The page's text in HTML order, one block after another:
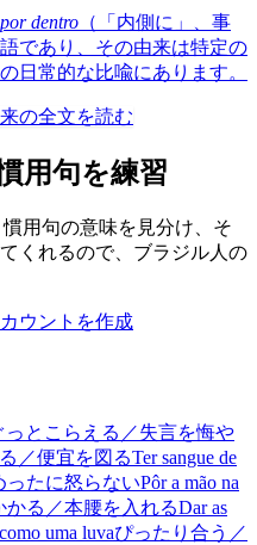
por dentro （「内側に」、事
であり、その由来は特定の
日常的な比喩にあります。
の全文を読む
用句を練習
用句の意味を見分け、そ
くれるので、ブラジル人の
ウントを作成
とこらえる／失言を悔や
／便宜を図るTer sangue de
ったに怒らないPôr a mão na
る／本腰を入れるDar as
uma luvaぴったり合う／